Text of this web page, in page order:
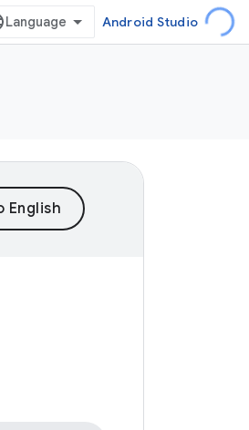
Android Studio